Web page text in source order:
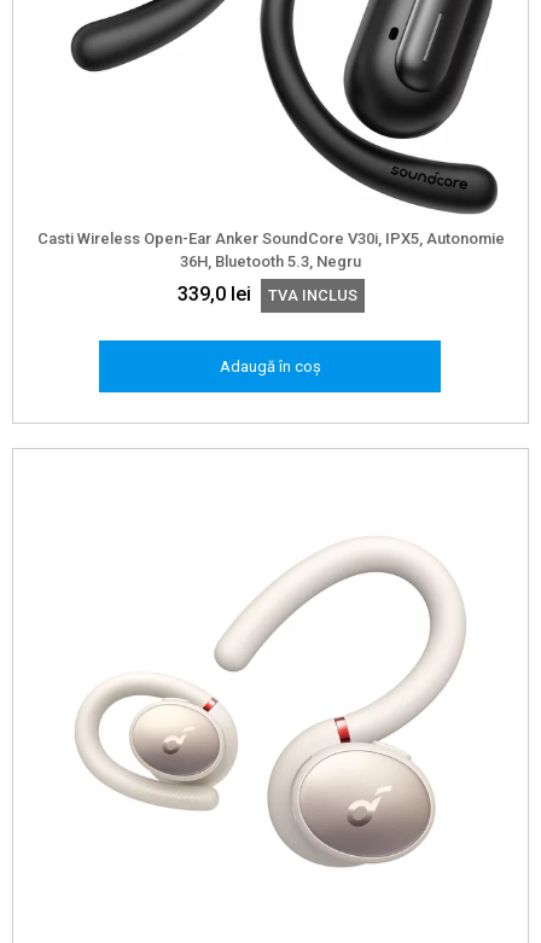
Casti Wireless Open-Ear Anker SoundCore V30i, IPX5, Autonomie
36H, Bluetooth 5.3, Negru
339,0 lei TVA INCLUS
Adaugă în coș